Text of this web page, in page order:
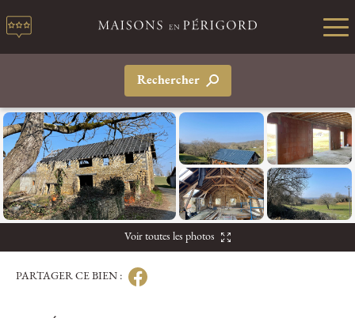
Rechercher
Voir toutes les photos
PARTAGER CE BIEN :